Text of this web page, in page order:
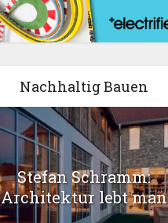
Nachhaltig Bauen
Stefan Schramm:
Architektur lebt man